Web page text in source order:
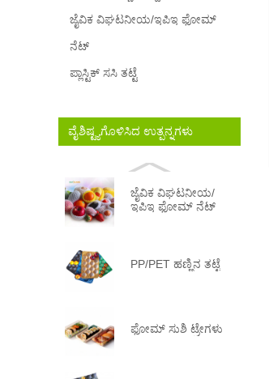
ಜೈವಿಕ ವಿಘಟನೀಯ/ಇಪಿಇ ಫೋಮ್
ನೆಟ್
ಪ್ಲಾಸ್ಟಿಕ್ ಸಸಿ ತಟ್ಟೆ
ವೈಶಿಷ್ಟ್ಯಗೊಳಿಸಿದ ಉತ್ಪನ್ನಗಳು
ಜೈವಿಕ ವಿಘಟನೀಯ/
ಇಪಿಇ ಫೋಮ್ ನೆಟ್
PP/PET ಹಣ್ಣಿನ ತಟ್ಟೆ
ಫೋಮ್ ಸುಶಿ ಟ್ರೇಗಳು